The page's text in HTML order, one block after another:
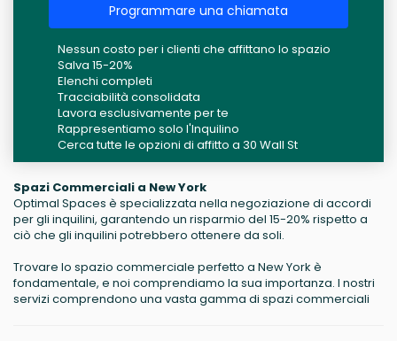
Programmare una chiamata
Nessun costo per i clienti che affittano lo spazio
Salva 15-20%
Elenchi completi
Tracciabilità consolidata
Lavora esclusivamente per te
Rappresentiamo solo l'Inquilino
Cerca tutte le opzioni di affitto a 30 Wall St
Spazi Commerciali a New York
Optimal Spaces è specializzata nella negoziazione di accordi
per gli inquilini, garantendo un risparmio del 15-20% rispetto a
ciò che gli inquilini potrebbero ottenere da soli.
Trovare lo spazio commerciale perfetto a New York è
fondamentale, e noi comprendiamo la sua importanza. I nostri
servizi comprendono una vasta gamma di spazi commerciali